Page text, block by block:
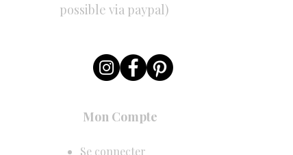
possible via paypal)
Mon Compte
Se connecter